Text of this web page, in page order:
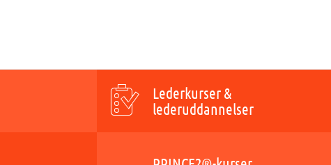
Lederkurser &
lederuddannelser